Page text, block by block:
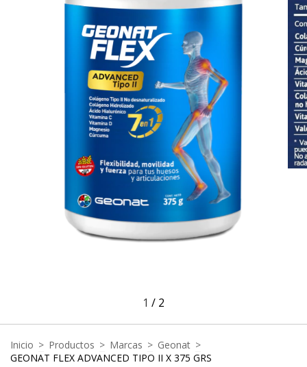
1 / 2
Inicio > Productos > Marcas > Geonat >
GEONAT FLEX ADVANCED TIPO II X 375 GRS